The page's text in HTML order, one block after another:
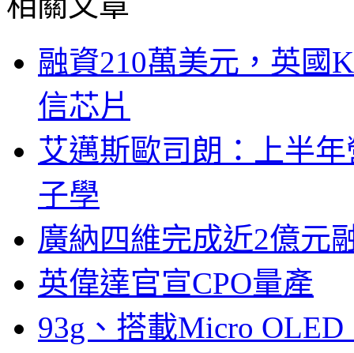
融資210萬美元，英國
信芯片
艾邁斯歐司朗：上半
子學
廣納四維完成近2億元
英偉達官宣CPO量產
93g、搭載Micro